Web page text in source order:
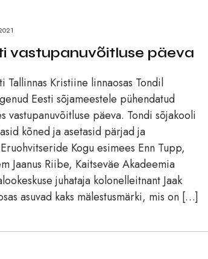
vastupanuvõitluse päeva
Kristiine linnaosas Tondil
Eesti sõjameestele pühendatud
vastupanuvõitluse päeva. Tondi sõjakooli
kõned ja asetasid pärjad ja
Kogu esimees Enn Tupp,
Jaanus Riibe, Kaitseväe Akadeemia
juhataja kolonelleitnant Jaak
asuvad kaks mälestusmärki, mis on […]